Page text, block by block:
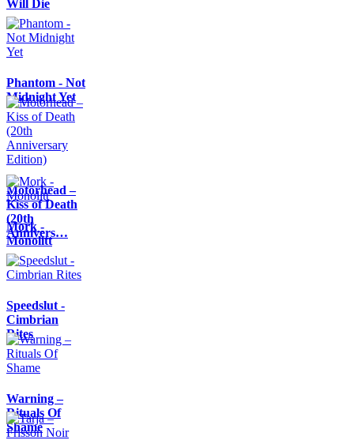
Will Die
Phantom - Not
Midnight Yet
Motörhead –
Kiss of Death
(20th
Annivers…
Mork -
Monolitt
Speedslut -
Cimbrian
Rites
Warning –
Rituals Of
Shame